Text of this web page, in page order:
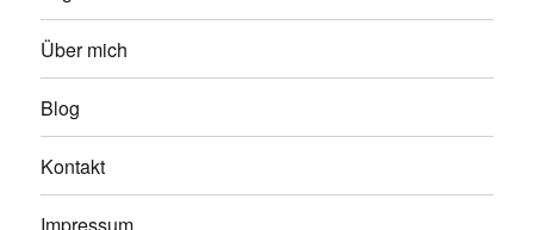
Über mich
Blog
Kontakt
Impressum